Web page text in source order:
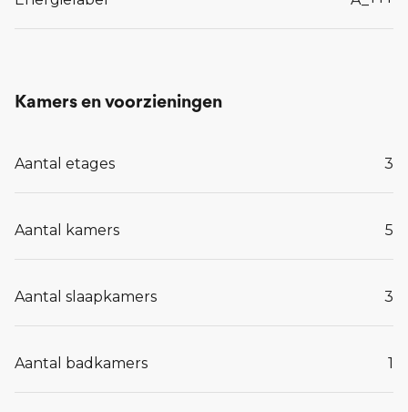
Kamers en voorzieningen
Aantal etages 3
Aantal kamers 5
Aantal slaapkamers 3
Aantal badkamers 1